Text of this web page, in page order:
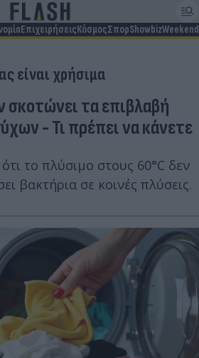
ΕπιχειρήσειςΚόσμοςΣπορShowbizWeekend
είναι χρήσιμα
σκοτώνει τα επιβλαβή
- Τι πρέπει να κάνετε
το πλύσιμο στους 60°C δεν
βακτήρια σε κοινές πλύσεις.